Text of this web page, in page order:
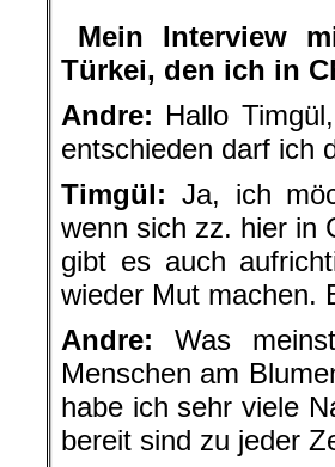
Mein Interview
Türkei, den ich in
Andre: Hallo
entschieden darf ich
Timgül: Ja, ich
wenn sich zz. hier in
gibt es auch
wieder Mut machen.
Andre: Was
Menschen am
habe ich sehr viele
bereit sind zu jeder